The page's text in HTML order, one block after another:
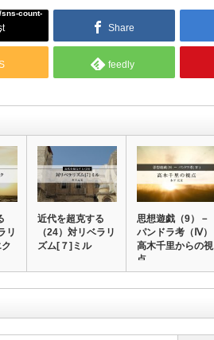
sns-count-
Share
feedly
リ
近代を超克する
（24）対リベラリ
ズム[７]ミル
思想遊戯（9）－
パンドラ考（Ⅳ）
高木千里からの視
点